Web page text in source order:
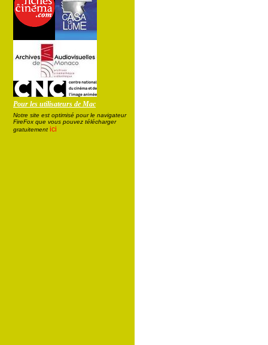
Pour les utilisateurs de Mac
Notre site est optimisé pour le navigateur
FireFox que vous pouvez télécharger
gratuitement ici